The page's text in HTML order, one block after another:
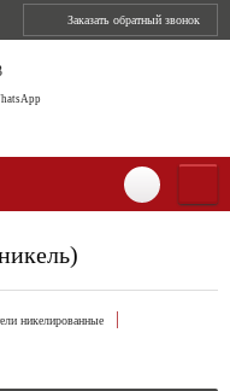
Заказать обратный звонок
никелированные